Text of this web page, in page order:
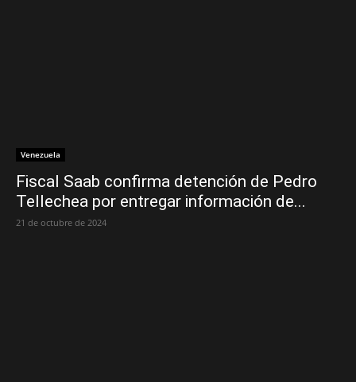
Venezuela
Fiscal Saab confirma detención de Pedro
Tellechea por entregar información de...
21 de octubre de 2024